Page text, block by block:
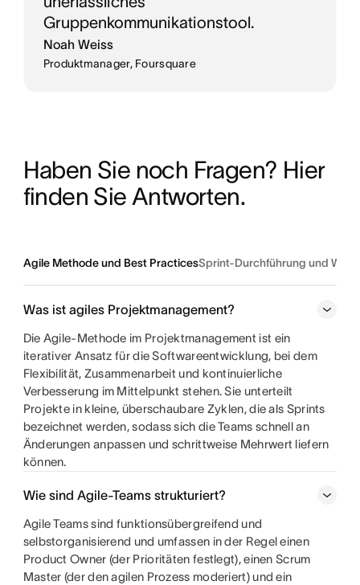
Gruppenkommunikationstool.
Noah Weiss
Produktmanager, Foursquare
Haben Sie noch Fragen? Hier
finden Sie Antworten.
Agile Methode und Best PracticesSprint-Durchführung und
Was ist agiles Projektmanagement?
Die Agile-Methode im Projektmanagement ist ein
iterativer Ansatz für die Softwareentwicklung, bei dem
Flexibilität, Zusammenarbeit und kontinuierliche
Verbesserung im Mittelpunkt stehen. Sie unterteilt
Projekte in kleine, überschaubare Zyklen, die als Sprints
bezeichnet werden, sodass sich die Teams schnell an
Änderungen anpassen und schrittweise Mehrwert liefern
können.
Wie sind Agile-Teams strukturiert?
Agile Teams sind funktionsübergreifend und
selbstorganisierend und umfassen in der Regel einen
Product Owner (der Prioritäten festlegt), einen Scrum
Master (der den agilen Prozess moderiert) und ein